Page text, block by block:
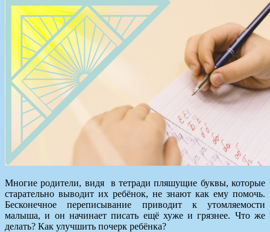
Многие родители, видя в тетради пляшущие буквы, которые
старательно выводит их ребёнок, не знают как ему помочь.
Бесконечное переписывание приводит к утомляемости
малыша, и он начинает писать ещё хуже и грязнее. Что же
делать? Как улучшить почерк ребёнка?